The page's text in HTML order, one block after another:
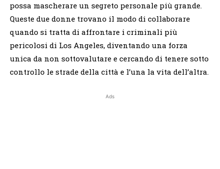
possa mascherare un segreto personale più grande.
Queste due donne trovano il modo di collaborare
quando si tratta di affrontare i criminali più
pericolosi di Los Angeles, diventando una forza
unica da non sottovalutare e cercando di tenere sotto
controllo le strade della città e l’una la vita dell’altra.
Ads